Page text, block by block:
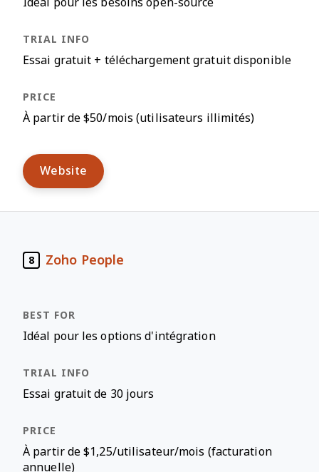
Idéal pour les besoins open-source
Essai gratuit + téléchargement gratuit disponible
À partir de $50/mois (utilisateurs illimités)
Website
8 Zoho People
Idéal pour les options d'intégration
Essai gratuit de 30 jours
À partir de $1,25/utilisateur/mois (facturation
annuelle)